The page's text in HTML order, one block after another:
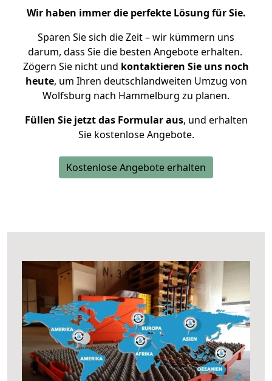
Wir haben immer die perfekte Lösung für Sie.
Sparen Sie sich die Zeit – wir kümmern uns
darum, dass Sie die besten Angebote erhalten.
Zögern Sie nicht und kontaktieren Sie uns noch
heute, um Ihren deutschlandweiten Umzug von
Wolfsburg nach Hammelburg zu planen.
Füllen Sie jetzt das Formular aus, und erhalten
Sie kostenlose Angebote.
Kostenlose Angebote erhalten